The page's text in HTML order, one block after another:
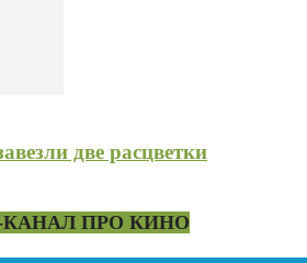
две расцветки
КАНАЛ ПРО КИНО